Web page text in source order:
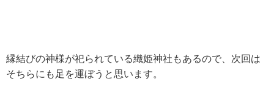
縁結びの神様が祀られている織姫神社もあるので、次回は
そちらにも足を運ぼうと思います。